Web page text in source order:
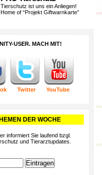
Tierschutz ist uns ein Anliegen!
Home of “Projekt Giftwarnkarte”
USER. MACH MIT!
Twitter YouTube
DER WOCHE
informiert Sie laufend bzgl.
und Tierarztupdates.